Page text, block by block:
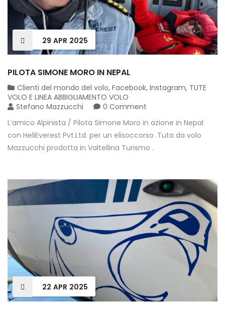
29 APR 2025
PILOTA SIMONE MORO IN NEPAL
Clienti del mondo del volo, Facebook, Instagram, TUTE
VOLO E LINEA ABBIGLIAMENTO VOLO
Stefano Mazzucchi
0 Comment
L’amico Alpinista / Pilota Simone Moro in azione in Nepal
con HeliEverest Pvt.Ltd. per un elisoccorso .Tuta da volo
Mazzucchi prodotta in Valtellina Turismo .
22 APR 2025